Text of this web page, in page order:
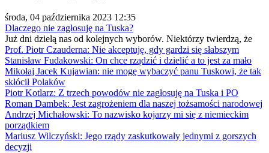
środa, 04 października 2023 12:35
Dlaczego nie zagłosuję na Tuska?
Już dni dzielą nas od kolejnych wyborów. Niektórzy twierdzą, że
Prof. Piotr Czauderna: Nie akceptuję, gdy gardzi się słabszym
Stanisław Fudakowski: On chce rządzić i dzielić a to jest za mało
Mikołaj Jacek Kujawian: nie mogę wybaczyć panu Tuskowi, że tak
skłócił Polaków
Piotr Kotlarz: Z trzech powodów nie zagłosuję na Tuska i PO
Roman Dambek: Jest zagrożeniem dla naszej tożsamości narodowej
Andrzej Michałowski: To nazwisko kojarzy mi się z niemieckim
porządkiem
Mariusz Wilczyński: Jego rządy zaskutkowały jednymi z gorszych
decyzji